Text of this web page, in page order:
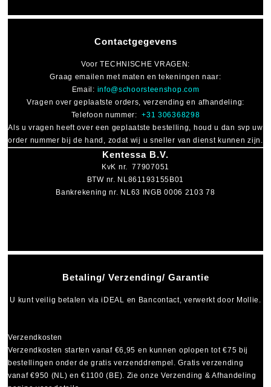
Betaling/ Verzending/ Garantie
U kunt veilig betalen viaiDEAL en Bancontact, verwerkt door Mollie.
Verzendkosten
Verzendkosten starten vanaf €6,95 en kunnen oplopen tot€75 bij
bestellingen onder de gratis verzenddrempel. Gratis verzending
vanaf €950 (NL) en €1100 (BE). Zie onze Verzending & Afhandeling
Contactgegevens
VoorTECHNISCHE VRAGEN:
Graag emailen met maten en tekeningen naar:
Email: info@schoorsteenshop.com
Vragen over geplaatste orders, verzending en afhandeling:
Telefoon nummer:+31 306368298
Als u vragen heeft over een geplaatste bestelling, houd u dan svp uw
order nummer bij de hand, zodat wij u sneller van dienst kunnen zijn.
Kentessa B.V.
KvK nr. 77907051
BTW nr. NL861193155B01
Bankrekening nr. NL63 INGB 0006 2103 78